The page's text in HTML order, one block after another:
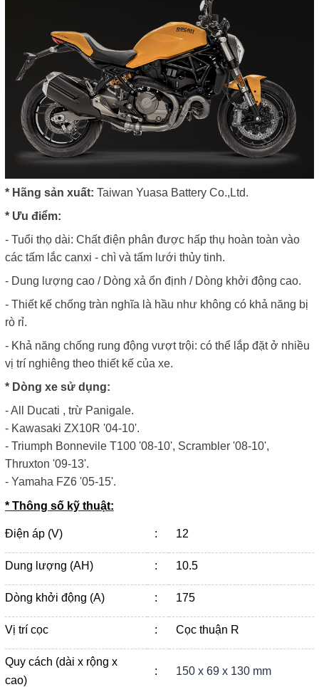
* Hãng sản xuất: Taiwan Yuasa Battery Co.,Ltd.
* Ưu điểm:
- Tuổi thọ dài: Chất điện phân được hấp thụ hoàn toàn vào
các tấm lắc canxi - chì và tấm lưới thủy tinh.
- Dung lượng cao / Dòng xả ổn định / Dòng khởi động cao.
- Thiết kế chống tràn nghĩa là hầu như không có khả năng bị
rò rỉ.
- Khả năng chống rung động vượt trội: có thể lắp đặt ở nhiều
vị trí nghiêng theo thiết kế của xe.
* Dòng xe sử dụng:
- All Ducati , trừ Panigale.
- Kawasaki ZX10R '04-10'.
- Triumph Bonnevile T100 '08-10', Scrambler '08-10',
Thruxton '09-13'.
- Yamaha FZ6 '05-15'.
* Thông số kỹ thuật:
Điện áp (V) : 12
Dung lượng (AH) : 10.5
Dòng khởi động (A) : 175
Vị trí cọc : Cọc thuận R
Quy cách (dài x rộng x
cao)
: 150 x 69 x 130 mm